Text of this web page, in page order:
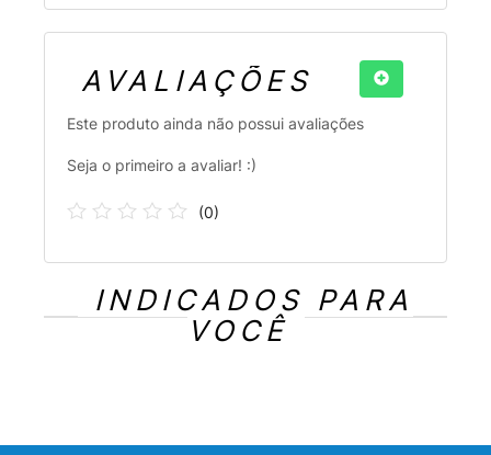
AVALIAÇÕES
Este produto ainda não possui avaliações
Seja o primeiro a avaliar! :)
(0)
INDICADOS PARA
VOCÊ